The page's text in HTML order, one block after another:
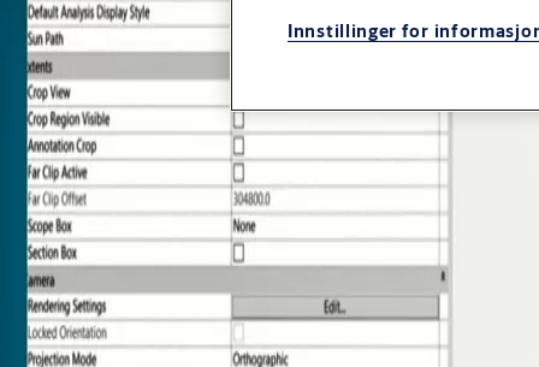
Nyheter & artikler
Om ASSA ABLOY Norway
Kontakt oss
Innstillinger for